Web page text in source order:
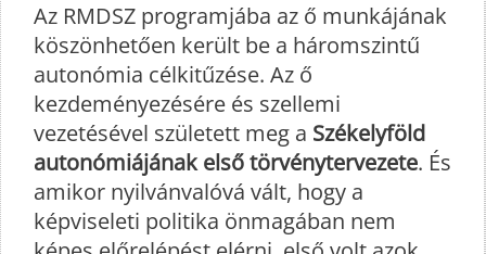
Az RMDSZ programjába az ő munkájának
köszönhetően került be a háromszintű
autonómia célkitűzése. Az ő
kezdeményezésére és szellemi
vezetésével született meg a Székelyföld
autonómiájának első törvénytervezete. És
amikor nyilvánvalóvá vált, hogy a
képviseleti politika önmagában nem